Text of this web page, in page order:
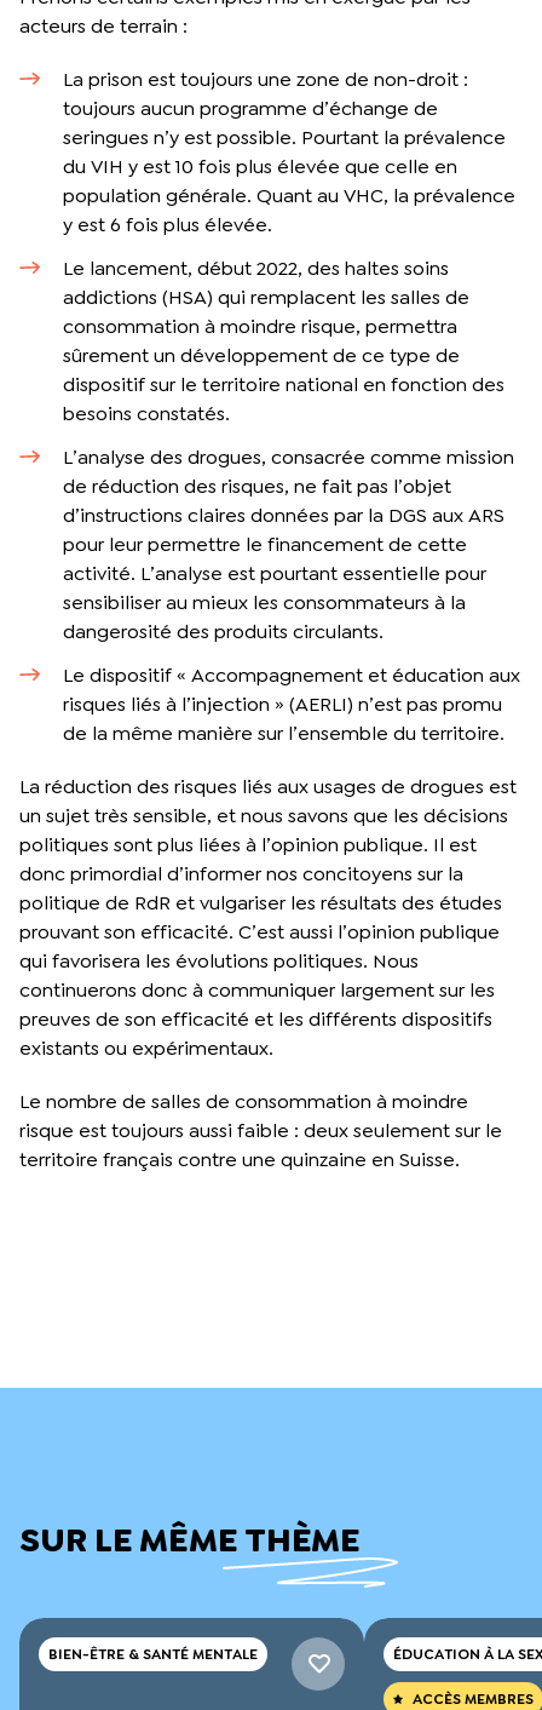
acteurs de terrain :
La prison est toujours une zone de non-droit :
toujours aucun programme d’échange de
seringues n’y est possible. Pourtant la prévalence
du VIH y est 10 fois plus élevée que celle en
population générale. Quant au VHC, la prévalence
y est 6 fois plus élevée.
Le lancement, début 2022, des haltes soins
addictions (HSA) qui remplacent les salles de
consommation à moindre risque, permettra
sûrement un développement de ce type de
dispositif sur le territoire national en fonction des
besoins constatés.
L’analyse des drogues, consacrée comme mission
de réduction des risques, ne fait pas l’objet
d’instructions claires données par la DGS aux ARS
pour leur permettre le financement de cette
activité. L’analyse est pourtant essentielle pour
sensibiliser au mieux les consommateurs à la
dangerosité des produits circulants.
Le dispositif « Accompagnement et éducation aux
risques liés à l’injection » (AERLI) n’est pas promu
de la même manière sur l’ensemble du territoire.
La réduction des risques liés aux usages de drogues est
un sujet très sensible, et nous savons que les décisions
politiques sont plus liées à l’opinion publique. Il est
donc primordial d’informer nos concitoyens sur la
politique de RdR et vulgariser les résultats des études
prouvant son efficacité. C’est aussi l’opinion publique
qui favorisera les évolutions politiques. Nous
continuerons donc à communiquer largement sur les
preuves de son efficacité et les différents dispositifs
existants ou expérimentaux.
Le nombre de salles de consommation à moindre
risque est toujours aussi faible : deux seulement sur le
territoire français contre une quinzaine en Suisse.
SUR LE MÊME THÈME
BIEN-ÊTRE & SANTÉ MENTALE ÉDUCATION À LA
ACCÈS MEMBRES